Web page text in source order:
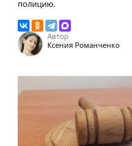
полицию.
Автор
Ксения Романченко